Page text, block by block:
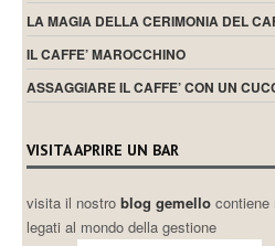
LA MAGIA DELLA CERIMONIA DEL
IL CAFFE’ MAROCCHINO
ASSAGGIARE IL CAFFE’ CON UN
VISITA APRIRE UN BAR
visita il nostroblog gemellocontiene
legati al mondo della gestione